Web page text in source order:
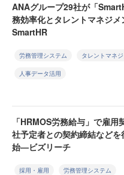
ANAグループ29社が「
務効率化とタレントマネジ
SmartHR
労務管理システム タレントマネ
人事データ活用
「HRMOS労務給与」で雇用
社予定者との契約締結など
始—ビズリーチ
採用・雇用 労務管理システム